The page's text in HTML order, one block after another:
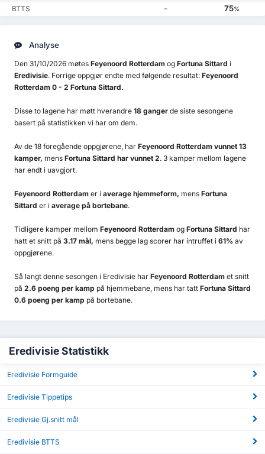
BTTS - 75%
Analyse
Den 31/10/2026 møtes Feyenoord Rotterdam og Fortuna Sittard i
Eredivisie. Forrige oppgjør endte med følgende resultat: Feyenoord
Rotterdam 0 - 2 Fortuna Sittard.
Disse to lagene har møtt hverandre 18 ganger de siste sesongene
basert på statistikken vi har om dem.
Av de 18 foregående oppgjørene, har Feyenoord Rotterdam vunnet 13
kamper, mens Fortuna Sittard har vunnet 2. 3 kamper mellom lagene
har endt i uavgjort.
Feyenoord Rotterdam er i average hjemmeform, mens Fortuna
Sittard er i average på bortebane.
Tidligere kamper mellom Feyenoord Rotterdam og Fortuna Sittard har
hatt et snitt på 3.17 mål, mens begge lag scorer har intruffet i 61% av
oppgjørene.
Så langt denne sesongen i Eredivisie har Feyenoord Rotterdam et snitt
på 2.6 poeng per kamp på hjemmebane, mens har tatt Fortuna Sittard
0.6 poeng per kamp på bortebane.
Eredivisie Statistikk
Eredivisie Formguide
Eredivisie Tippetips
Eredivisie Gj.snitt mål
Eredivisie BTTS